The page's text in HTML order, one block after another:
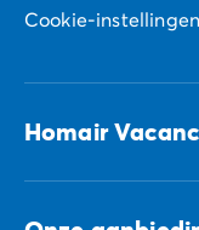
Cookie-instellingen
Homair